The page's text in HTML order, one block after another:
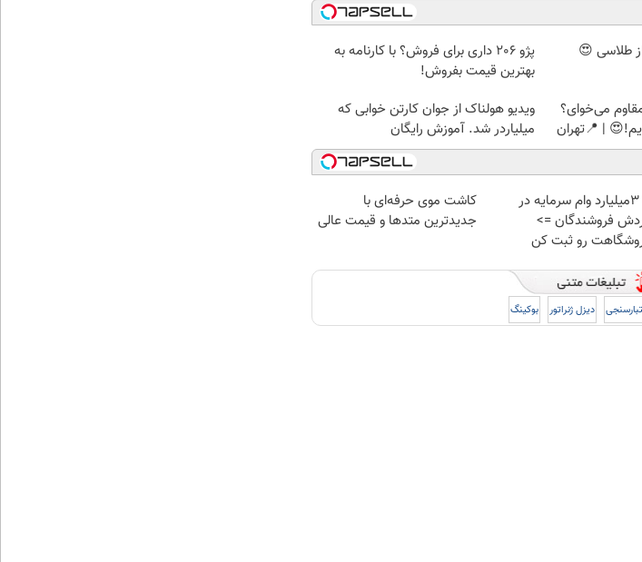
پژو 206 داری برای فروش؟ با کارنامه به
بهترین قیمت بفروش!
می‌خوای؟
| 📍تهران
ویدیو هولناک از جوان کارتن خوابی که
میلیاردر شد. آموزش رایگان
تا 3میلیارد وام سرمایه در
فروشندگان =>
رو ثبت کن
کاشت موی حرفه‌ای با
جدیدترین متدها و قیمت عالی
دیزل ژنراتور بوکینگ